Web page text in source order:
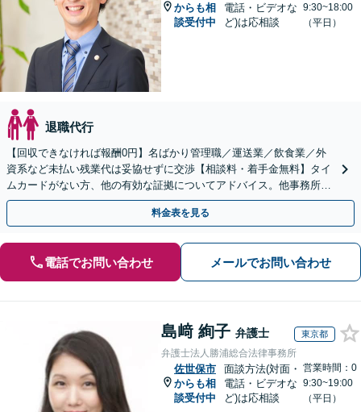
からも相
談受付中
電話・ビデオな
ど)は応相談
9:30~18:00
（平日）
退職代行
【回収できなければ報酬0円】名ばかり管理職／運送業／飲食業／外
資系など未払い残業代は妥協せずに交渉【相談料・着手金無料】タイ
ムカードがない方、他の有効な証拠についてアドバイス。他事務所で
断られた方もご相談ください。あなたの権利を守ります！
料金表を見る
電話でお問い合わせ メールでお問い合わせ
島﨑 絢子 弁護士 東京都
弁護士法人勝浦総合法律事務所
佐世保市
からも相
談受付中
面談方法(対面・
電話・ビデオな
ど)は応相談
営業時間：0
9:30~19:00
（平日）